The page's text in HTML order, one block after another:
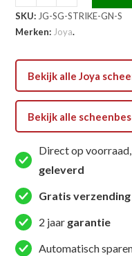
Strike
Scheenbeschermers
aantal
SKU: JG-SG-STRIKE-GN-S
Merken: Joya.
Bekijk alle Joya
Bekijk alle
Direct op
geleverd
Gratis verzending
2 jaar garantie
Automatisch